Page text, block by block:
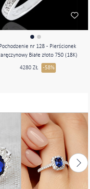
Pochodzenie nr 128 - Pierścionek
Białe złoto 750 (18K)
4280 ZŁ -58%